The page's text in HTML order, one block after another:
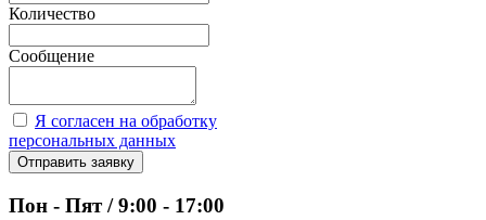
Количество
Сообщение
Я согласен на обработку
персональных данных
Отправить заявку
Пон - Пят / 9:00 - 17:00